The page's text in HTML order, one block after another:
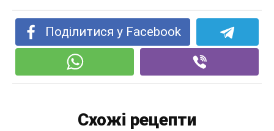
Поділитися у Facebook
Схожі рецепти